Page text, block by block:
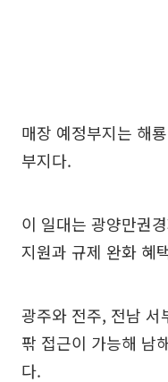
매장 예정부지는 해
부지다.
이 일대는 광양만권
지원과 규제 완화 혜
광주와 전주, 전남 서
팎 접근이 가능해 남
다.